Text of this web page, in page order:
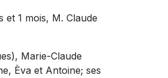
et 1 mois, M. Claude
Marie-Claude
Èva et Antoine; ses